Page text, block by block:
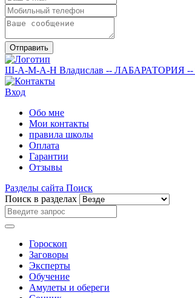
Отправить
Ш-А-М-А-Н Владислав -- ЛАБАРАТОРИЯ --
Вход
Обо мне
Мои контакты
правила школы
Оплата
Гарантии
Отзывы
Разделы сайта Поиск
Поиск в разделах
Гороскоп
Заговоры
Эксперты
Обучение
Амулеты и обереги